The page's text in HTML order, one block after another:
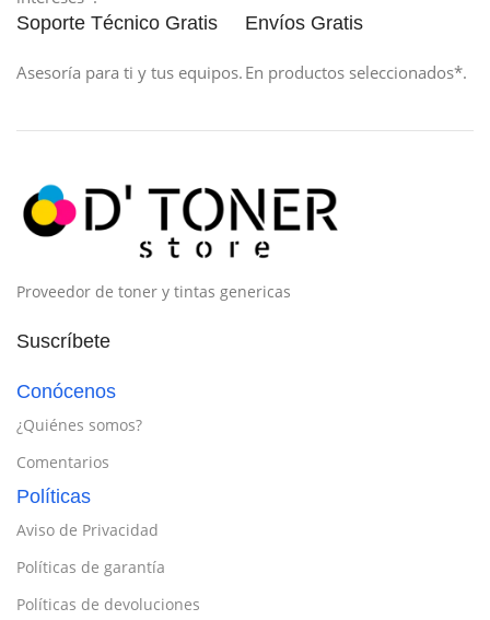
Soporte Técnico Gratis
Asesoría para ti y tus equipos.
Envíos Gratis
En productos seleccionados*.
Proveedor de toner y tintas genericas
Suscríbete
Conócenos
¿Quiénes somos?
Comentarios
Políticas
Aviso de Privacidad
Políticas de garantía
Políticas de devoluciones